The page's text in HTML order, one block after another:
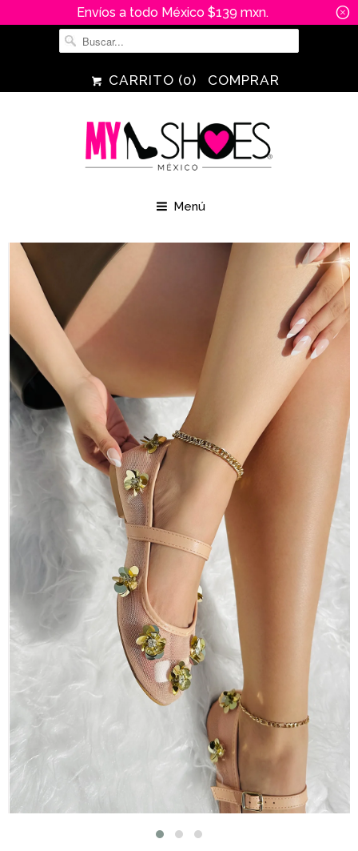
Envíos a todo México $139 mxn. ␡
CARRITO (0) COMPRAR
Menú